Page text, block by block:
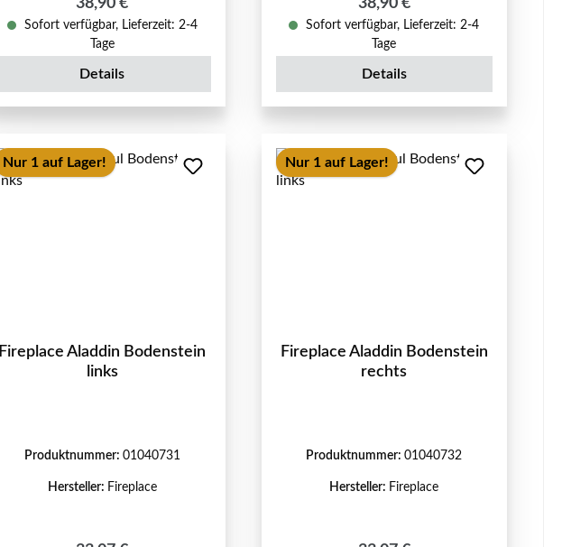
38,90 €
Sofort verfügbar, Lieferzeit: 2-4
Tage
Details
38,90 €
Sofort verfügbar, Lieferzeit: 2-4
Tage
Details
Nur 1 auf Lager!
Fireplace Aladdin Bodenstein
links
Produktnummer: 01040731
Hersteller: Fireplace
Nur 1 auf Lager!
Fireplace Aladdin Bodenstein
rechts
Produktnummer:01040732
Hersteller: Fireplace